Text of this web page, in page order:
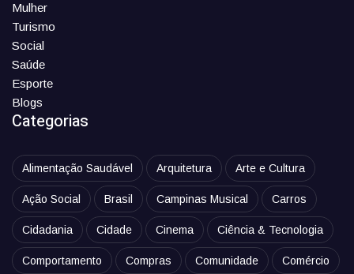
Mulher
Turismo
Social
Saúde
Esporte
Blogs
Categorias
Alimentação Saudável Arquitetura Arte e Cultura
Ação Social Brasil Campinas Musical Carros
Cidadania Cidade Cinema Ciência & Tecnologia
Comportamento Compras Comunidade Comércio